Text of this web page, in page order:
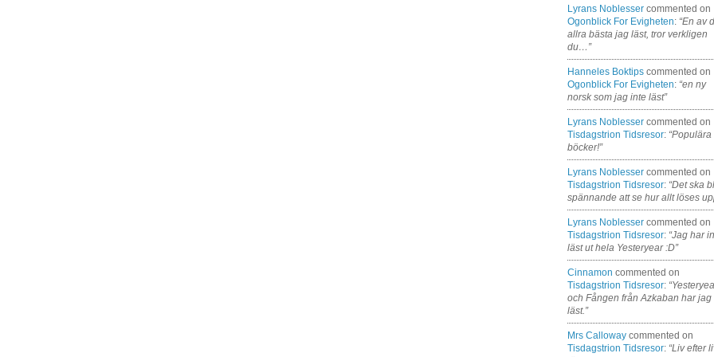
Lyrans Noblesser commented on
Ogonblick For Evigheten: “En av
allra bästa jag läst, tror verkligen
du…”
Hanneles Boktips commented on
Ogonblick For Evigheten: “en ny
norsk som jag inte läst”
Lyrans Noblesser commented on
Tisdagstrion Tidsresor: “Populära
böcker!”
Lyrans Noblesser commented on
Tisdagstrion Tidsresor: “Det ska
spännande att se hur allt löses
Lyrans Noblesser commented on
Tisdagstrion Tidsresor: “Jag har
läst ut hela Yesteryear :D”
Cinnamon commented on
Tisdagstrion Tidsresor:
och Fången från Azkaban har jag
läst.”
Mrs Calloway commented on
Tisdagstrion Tidsresor: “Liv efter